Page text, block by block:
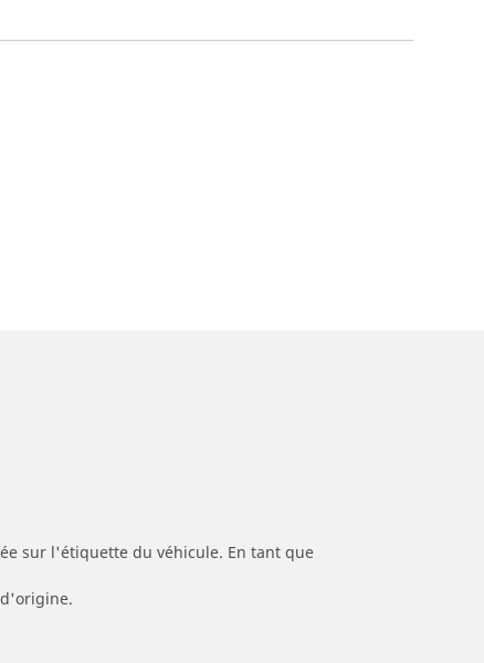
sur l'étiquette du véhicule. En tant que